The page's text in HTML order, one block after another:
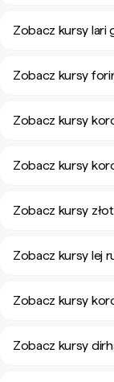
Zobacz kursy lari
Zobacz kursy
Zobacz kursy
Zobacz kursy
Zobacz kursy
Zobacz kursy lej
Zobacz kursy
Zobacz kursy